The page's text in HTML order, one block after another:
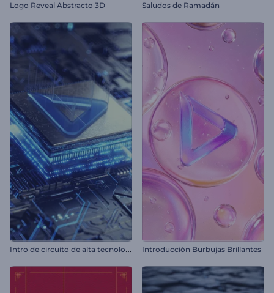
Logo Reveal Abstracto 3D Saludos de Ramadán
I
ntro de circuito de alta tecnología Introducción Burbujas Brillantes